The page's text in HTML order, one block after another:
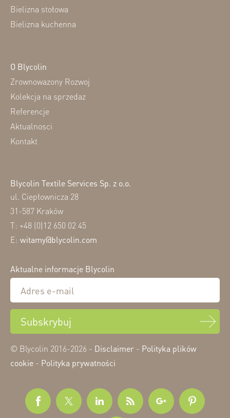
Bielizna stołowa
Bielizna kuchenna
O Blycolin
Zrownowazony Rozwoj
Kolekcja na sprzedaz
Referencje
Aktualnosci
Kontakt
Blycolin Textile Services Sp. z o.o.
ul. Ciepłownicza 28
31-587 Kraków
T: +48 (0)12 650 02 45
E: witamy@blycolin.com
Aktualne informacje Blycolin
Subskrybuj
© Blycolin 2016-2026 - Disclaimer - Polityka plików
cookie - Polityka prywatności